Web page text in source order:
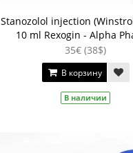
Stanozolol injection
10 ml Rexogin - Alpha
35€ (38$)
В корзину
В наличии